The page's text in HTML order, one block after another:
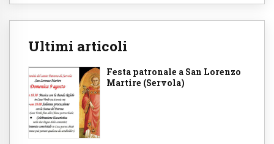
Ultimi articoli
Festa patronale a San Lorenzo
Martire (Servola)